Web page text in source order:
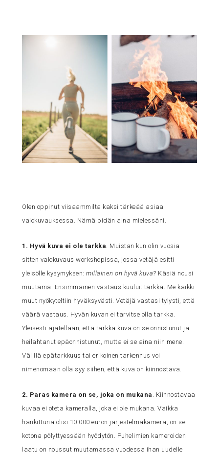
Olen oppinut viisaammilta kaksi tärkeää asiaa
valokuvauksessa. Nämä pidän aina mielessäni.
1. Hyvä kuva ei ole tarkka . Muistan kun olin vuosia
sitten valokuvaus workshopissa, jossa vetäjä esitti
yleisölle kysymyksen:millainen on hyvä kuva? Käsiä nousi
muutama. Ensimmäinen vastaus kuului: tarkka. Me kaikki
muut nyökyteltiin hyväksyvästi. Vetäjä vastasi tylysti, että
väärä vastaus. Hyvän kuvan ei tarvitse olla tarkka.
Yleisesti ajatellaan, että tarkka kuva on se onnistunut ja
heilahtanut epäonnistunut, mutta ei se aina niin mene.
Välillä epätarkkuus tai erikoinen tarkennus voi
nimenomaan olla syy siihen, että kuva on kiinnostava.
2. Paras kamera on se, joka on mukana
. Kiinnostavaa
kuvaa ei oteta kameralla, joka ei ole mukana. Vaikka
hankittuna olisi 10 000 euron järjestelmäkamera, on se
kotona pölyttyessään hyödytön. Puhelimien kameroiden
laatu on noussut muutamassa vuodessa ihan uudelle